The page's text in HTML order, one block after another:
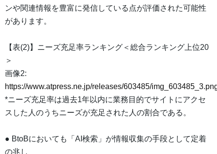
ンや関連情報を豊富に発信している点が評価された可能性
があります。
【表(2)】ニーズ充足率ランキング＜総合ランキング上位20
＞
画像2:
https://www.atpress.ne.jp/releases/603485/
*ニーズ充足率は過去1年以内に業務目的でサイトにアクセ
スした人のうちニーズが充足された人の割合である。
● BtoBにおいても「AI検索」が情報収集の手段として定着
の兆し